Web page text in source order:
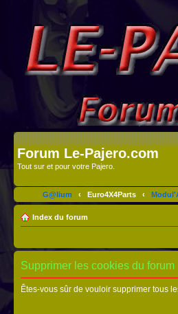
Forum Le-Pajero.com
Tout sur et pour votre Pajero.
G@lium ‹ Euro4X4Parts ‹
Index du forum
Supprimer les cookies du forum
Êtes-vous sûr de vouloir supprimer tous